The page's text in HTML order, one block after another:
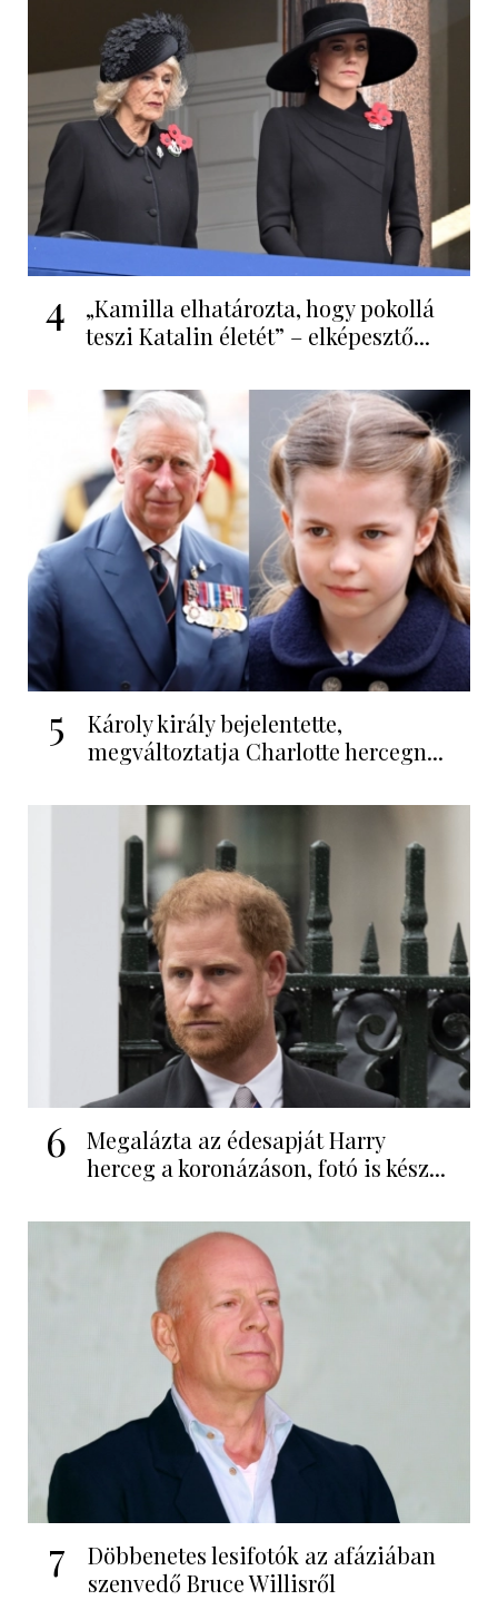
4
„Kamilla elhatározta, hogy pokollá
teszi Katalin életét” – elképesztő...
5
Károly király bejelentette,
megváltoztatja Charlotte hercegn...
6
Megalázta az édesapját Harry
herceg a koronázáson, fotó is kész...
7
Döbbenetes lesifotók az afáziában
szenvedő Bruce Willisről